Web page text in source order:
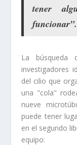
tener
funcionar”.
La
investigadores
del cilio que
una "cola"
nueve
puede tener
en el segundo
equipo: